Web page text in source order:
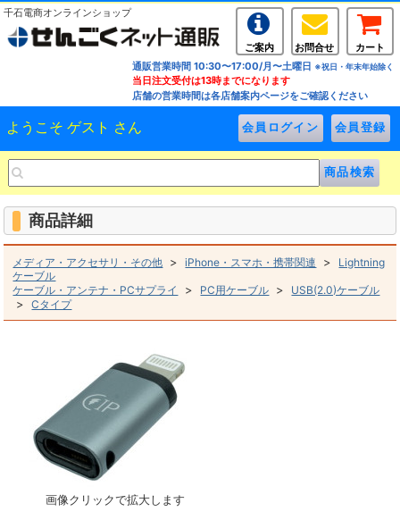
千石電商オンラインショップ
ご案内 お問合せ
カート
通販営業時間 10:30〜17:00/月〜土曜日 ※祝日・年末年始除く
当日注文受付は13時までになります
店舗の営業時間は各店舗案内ページをご確認ください
ようこそ ゲスト さん
商品詳細
メディア・アクセサリ・その他 >iPhone・スマホ・携帯関連 > Lightning
ケーブル
ケーブル・アンテナ・PCサプライ
> PC用ケーブル > USB(2.0)ケーブル
>Cタイプ
画像クリックで拡大します